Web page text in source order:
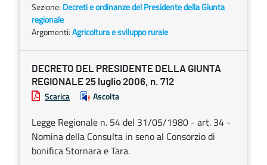
Sezione: Decreti e ordinanze del Presidente della Giunta
regionale
Argomenti:Agricoltura e sviluppo rurale
DECRETO DEL PRESIDENTE DELLA GIUNTA
REGIONALE 25 luglio 2006, n. 712
Scarica Ascolta
Legge Regionale n. 54 del 31/05/1980 - art. 34 -
Nomina della Consulta in seno al Consorzio di
bonifica Stornara e Tara.